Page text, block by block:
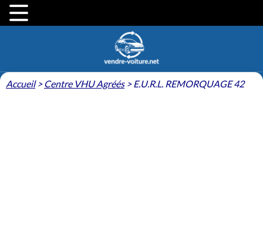
Accueil> Centre VHU Agréés> E.U.R.L. REMORQUAGE 42